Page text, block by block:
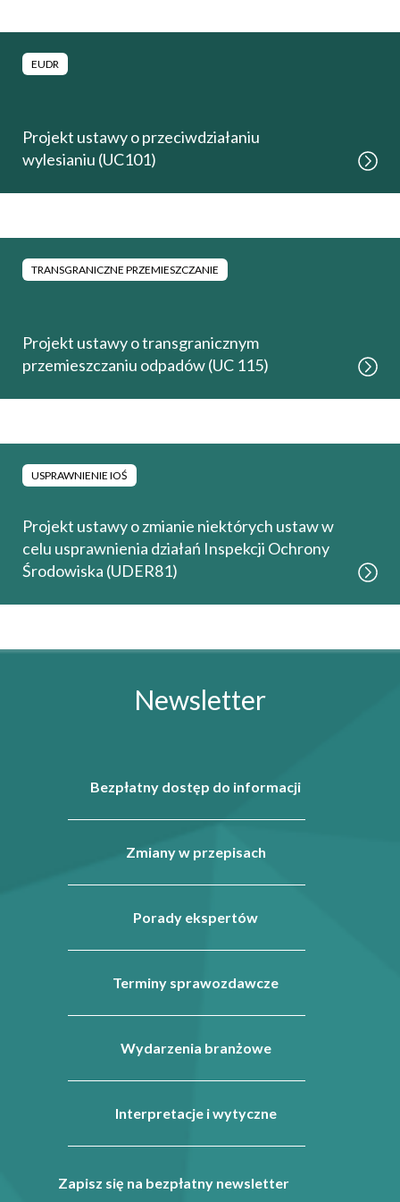
EUDR
Projekt ustawy o przeciwdziałaniu
wylesianiu (UC101)
TRANSGRANICZNE PRZEMIESZCZANIE
Projekt ustawy o transgranicznym
przemieszczaniu odpadów (UC 115)
USPRAWNIENIE IOŚ
Projekt ustawy o zmianie niektórych ustaw w
celu usprawnienia działań Inspekcji Ochrony
Środowiska (UDER81)
Newsletter
Bezpłatny dostęp do informacji
Zmiany w przepisach
Porady ekspertów
Terminy sprawozdawcze
Wydarzenia branżowe
Interpretacje i wytyczne
Zapisz się na bezpłatny newsletter